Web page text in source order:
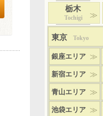
栃木
Tochigi
東京 Tokyo
銀座エリア
新宿エリア
青山エリア
池袋エリア